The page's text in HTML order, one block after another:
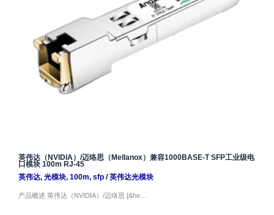
英伟达（NVIDIA）/迈络思（Mellanox）兼容1000BASE-T SFP工业级电
口模块 100m RJ-45
英伟达, 光模块, 100m, sfp/英伟达光模块
产品概述 英伟达（NVIDIA）/迈络思 [&he…